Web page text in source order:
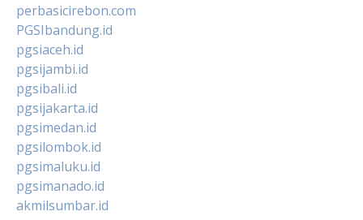
perbasicirebon.com
PGSIbandung.id
pgsiaceh.id
pgsijambi.id
pgsibali.id
pgsijakarta.id
pgsimedan.id
pgsilombok.id
pgsimaluku.id
pgsimanado.id
akmilsumbar.id